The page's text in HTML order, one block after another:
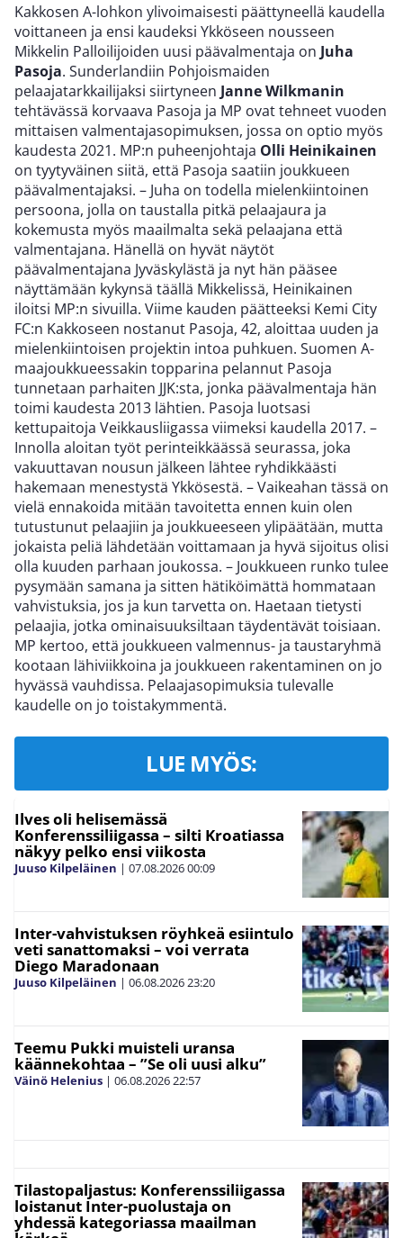
Kakkosen A-lohkon ylivoimaisesti päättyneellä kaudella
voittaneen ja ensi kaudeksi Ykköseen nousseen
Mikkelin Palloilijoiden uusi päävalmentaja on Juha
Pasoja. Sunderlandiin Pohjoismaiden
pelaajatarkkailijaksi siirtyneen Janne Wilkmanin
tehtävässä korvaava Pasoja ja MP ovat tehneet vuoden
mittaisen valmentajasopimuksen, jossa on optio myös
kaudesta 2021. MP:n puheenjohtaja Olli Heinikainen
on tyytyväinen siitä, että Pasoja saatiin joukkueen
päävalmentajaksi. – Juha on todella mielenkiintoinen
persoona, jolla on taustalla pitkä pelaajaura ja
kokemusta myös maailmalta sekä pelaajana että
valmentajana. Hänellä on hyvät näytöt
päävalmentajana Jyväskylästä ja nyt hän pääsee
näyttämään kykynsä täällä Mikkelissä, Heinikainen
iloitsi MP:n sivuilla. Viime kauden päätteeksi Kemi City
FC:n Kakkoseen nostanut Pasoja, 42, aloittaa uuden ja
mielenkiintoisen projektin intoa puhkuen. Suomen A-
maajoukkueessakin topparina pelannut Pasoja
tunnetaan parhaiten JJK:sta, jonka päävalmentaja hän
toimi kaudesta 2013 lähtien. Pasoja luotsasi
kettupaitoja Veikkausliigassa viimeksi kaudella 2017. –
Innolla aloitan työt perinteikkäässä seurassa, joka
vakuuttavan nousun jälkeen lähtee ryhdikkäästi
hakemaan menestystä Ykkösestä. – Vaikeahan tässä on
vielä ennakoida mitään tavoitetta ennen kuin olen
tutustunut pelaajiin ja joukkueeseen ylipäätään, mutta
jokaista peliä lähdetään voittamaan ja hyvä sijoitus olisi
olla kuuden parhaan joukossa. – Joukkueen runko tulee
pysymään samana ja sitten hätiköimättä hommataan
vahvistuksia, jos ja kun tarvetta on. Haetaan tietysti
pelaajia, jotka ominaisuuksiltaan täydentävät toisiaan.
MP kertoo, että joukkueen valmennus- ja taustaryhmä
kootaan lähiviikkoina ja joukkueen rakentaminen on jo
hyvässä vauhdissa. Pelaajasopimuksia tulevalle
kaudelle on jo toistakymmentä.
LUE MYÖS:
Ilves oli helisemässä
Konferenssiliigassa – silti Kroatiassa
näkyy pelko ensi viikosta
Juuso Kilpeläinen | 07.08.202600:09
Inter-vahvistuksen röyhkeä esiintulo
veti sanattomaksi – voi verrata
Diego Maradonaan
Juuso Kilpeläinen | 06.08.202623:20
Teemu Pukki muisteli uransa
käännekohtaa – ”Se oli uusi alku”
Väinö Helenius | 06.08.202622:57
Tilastopaljastus: Konferenssiliigassa
loistanut Inter-puolustaja on
yhdessä kategoriassa maailman